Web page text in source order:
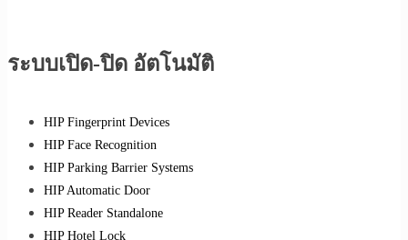
ระบบเปิด-ปิด อัตโนมัติ
HIP Fingerprint Devices
HIP Face Recognition
HIP Parking Barrier Systems
HIP Automatic Door
HIP Reader Standalone
HIP Hotel Lock